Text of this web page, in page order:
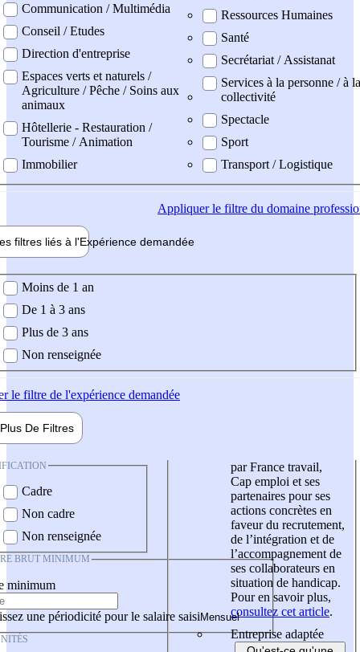
Communication / Multimédia
Conseil / Etudes
Direction d'entreprise
Espaces verts et naturels /
Agriculture / Pêche / Soins aux
animaux
Hôtellerie - Restauration /
Tourisme / Animation
Immobilier
Ressources Humaines
Santé
Secrétariat / Assistanat
Services à la personne / à la
collectivité
Spectacle
Sport
Transport / Logistique
Appliquerle filtre du domaine
filtres liés à l'Expérience demandée
demandée
Moins de 1 an
De 1 à 3 ans
Plus de 3 ans
Non renseignée
le filtre de l'expérience demandée
Plus De Filtres
Cadre
Non cadre
Non renseignée
BRUT MINIMUM
minimum
une périodicité pour le salaire saisi
par France travail,
Cap emploi et ses
partenaires pour ses
actions concrètes en
faveur du recrutement,
de l’intégration et de
l’accompagnement de
ses collaborateurs en
situation de handicap.
Pour en savoir plus,
consultez cet article.
Entreprise adaptée